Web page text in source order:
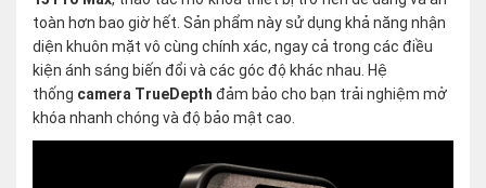
toàn hơn bao giờ hết. Sản phẩm này sử dụng khả năng nhận
diện khuôn mặt vô cùng chính xác, ngay cả trong các điều
kiện ánh sáng biến đổi và các góc độ khác nhau. Hệ
thống camera TrueDepth đảm bảo cho bạn trải nghiệm mở
khóa nhanh chóng và độ bảo mật cao.